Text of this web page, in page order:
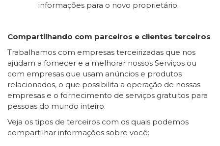
informações para o novo proprietário.
Compartilhando com parceiros e clientes terceiros
Trabalhamos com empresas terceirizadas que nos
ajudam a fornecer e a melhorar nossos Serviços ou
com empresas que usam anúncios e produtos
relacionados, o que possibilita a operação de nossas
empresas e o fornecimento de serviços gratuitos para
pessoas do mundo inteiro.
Veja os tipos de terceiros com os quais podemos
compartilhar informações sobre você: